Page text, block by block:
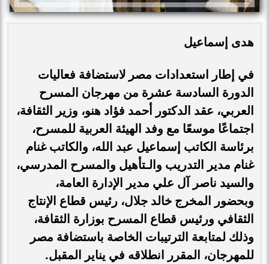
هدى إسماعيل
في إطار استعدادات مصر لاستضافة فعاليات
الدورة السادسة عشرة من مهرجان المسرح
العربي، عقد الدكتور أحمد فؤاد هنو، وزير الثقافة،
اجتماعًا موسعًا مع وفد الهيئة العربية للمسرح،
برئاسة الكاتب إسماعيل عبد الله، والكاتب غنام
غنام مدير التدريب والـتأهيل والمسرح المدرسي،
والسيد ناصر آل علي مدير الإدارة العامة،
وبحضور المخرج خالد جلال، رئيس قطاع الإنتاج
الثقافي ورئيس قطاع المسرح بوزارة الثقافة،
وذلك لمتابعة الترتيبات الخاصة باستضافة مصر
للمهرجان، المقرر انطلاقه في يناير المقبل.